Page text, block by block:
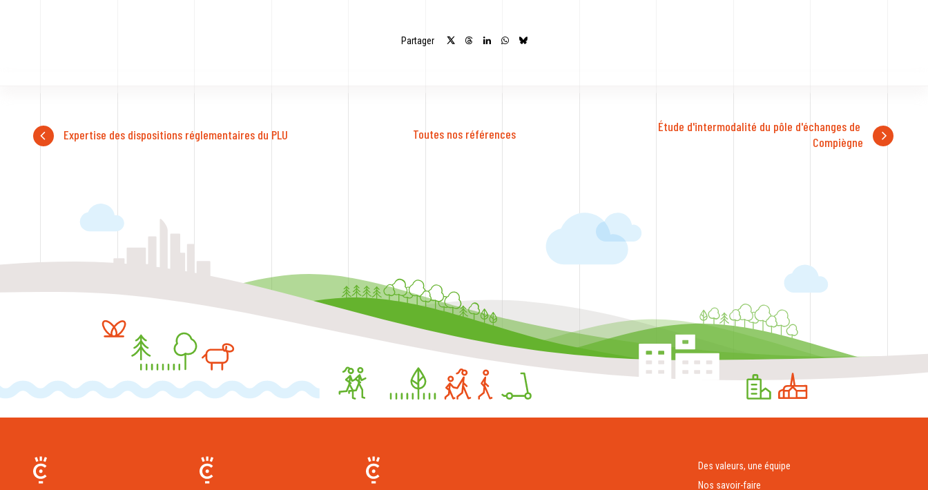
Partager
Expertise des dispositions réglementaires du PLU Toutes nos références
Étude d'intermodalité du pôle d'échanges de
Compiègne
Des valeurs, une équipe
Nos savoir-faire